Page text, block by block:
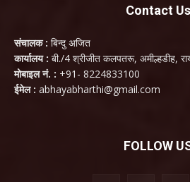
Contact Us
संचालक : बिन्दु अजित
कार्यालय : बी./4 श्रीजीत कलपतरू, अमील्हडीह,
मोबाइल नं. : +91- 8224833100
ईमेल : abhayabharthi@gmail.com
FOLLOW